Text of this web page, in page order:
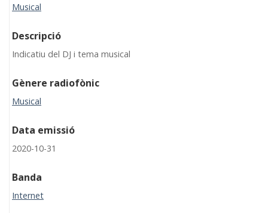
Musical
Descripció
Indicatiu del DJ i tema musical
Gènere radiofònic
Musical
Data emissió
2020-10-31
Banda
Internet